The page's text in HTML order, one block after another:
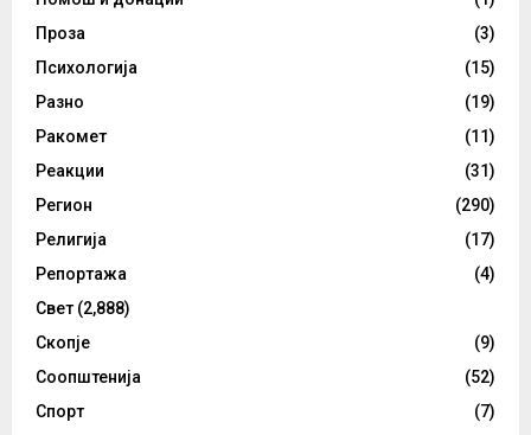
Проза
(3)
Психологија
(15)
Разно
(19)
Ракомет
(11)
Реакции
(31)
Регион
(290)
Религија
(17)
Репортажа
(4)
Свет (2,888)
Скопје
(9)
Соопштенија
(52)
Спорт
(7)